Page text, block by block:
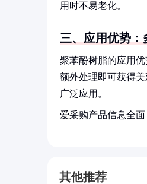
用时不易老化。
三、应用优势：
聚苯酚树脂的应用
额外处理即可获得
广泛应用。
爱采购产品信息全
其他推荐